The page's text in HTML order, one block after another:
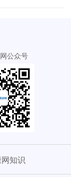
公众号
知识